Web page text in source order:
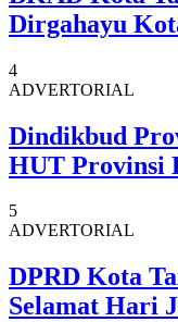
Dirgahayu
4
ADVERTORIAL
Dindikbud
HUT Provinsi
5
ADVERTORIAL
DPRD Kota
Selamat Hari